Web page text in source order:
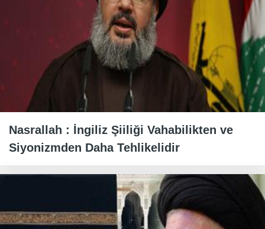
Nasrallah : İngiliz Şiiliği Vahabilikten ve
Siyonizmden Daha Tehlikelidir